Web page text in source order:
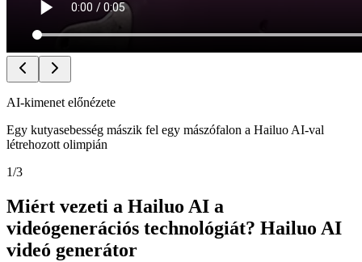
AI-kimenet előnézete
Egy kutyasebesség mászik fel egy mászófalon a Hailuo AI-val
létrehozott olimpián
1/3
Miért vezeti a Hailuo AI a
videógenerációs technológiát? Hailuo AI
videó generátor